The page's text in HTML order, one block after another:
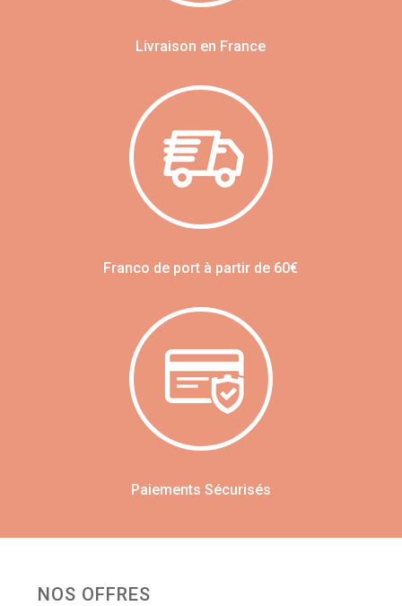
Livraison en France
Franco de port à partir de 60€
Paiements Sécurisés
NOS OFFRES